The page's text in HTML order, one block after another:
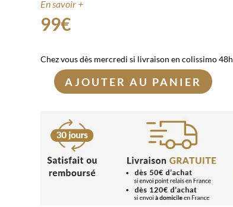
En savoir +
99€
Chez vous dès mercredi si livraison en colissimo 48h
quantité
Sphère
Lapis-
Lazuli
5,7cm
AJOUTER AU PANIER